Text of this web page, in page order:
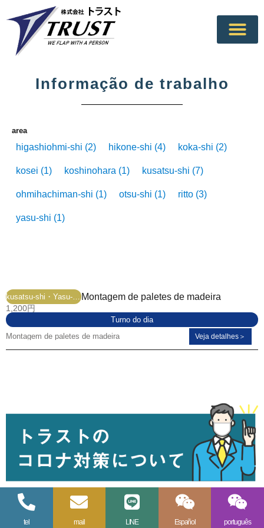
Informação de trabalho
area
higashiohmi-shi (2) hikone-shi (4) koka-shi (2)
kosei (1) koshinohara (1) kusatsu-shi (7)
ohmihachiman-shi (1) otsu-shi (1) ritto (3)
yasu-shi (1)
kusatsu-shi・Yasu-shi Montagem de paletes de madeira
1,200円
Turno do dia
Montagem de paletes de madeira
Veja detalhes＞
tel mail LINE Español português